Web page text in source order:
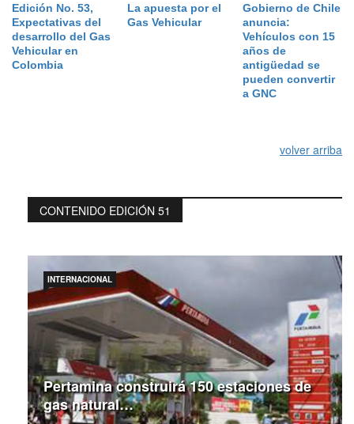
Edición No. 53,
Expectativas del
desarrollo del Gas
Vehicular en
Colombia
La apuesta por el
Gas Vehicular
Gobierno de Chile
anuncia:
Vehículos con 15
años de
antigüedad se
pueden convertir
a GNC
volver arriba
CONTENIDO EDICIÓN 51
Pertamina construirá 150 estaciones de
gas natural…
INTERNACIONAL